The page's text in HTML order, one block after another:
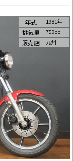
年式 1981年
排気量 750cc
販売店 九州